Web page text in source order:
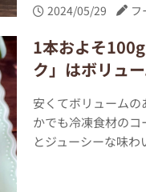
2024/05/29 フ
1本およそ
ク」はボリュ
安くてボリューム
かでも冷凍食材の
とジューシーな味